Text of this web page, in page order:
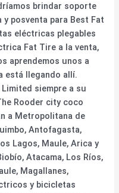
brindar soporte
posventa para Best Fat
eléctricas plegables
Fat Tire a la venta,
aprendemos unos a
está llegando allí.
siempre a su
Rooder city coco
a Metropolitana de
Antofagasta,
Lagos, Maule, Arica y
Atacama, Los Ríos,
Magallanes,
y bicicletas